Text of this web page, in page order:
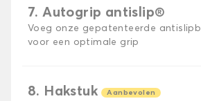
7. Autogrip antislip®
Voeg onze gepatenteerde
voor een optimale grip
8. Hakstuk Aanbevolen